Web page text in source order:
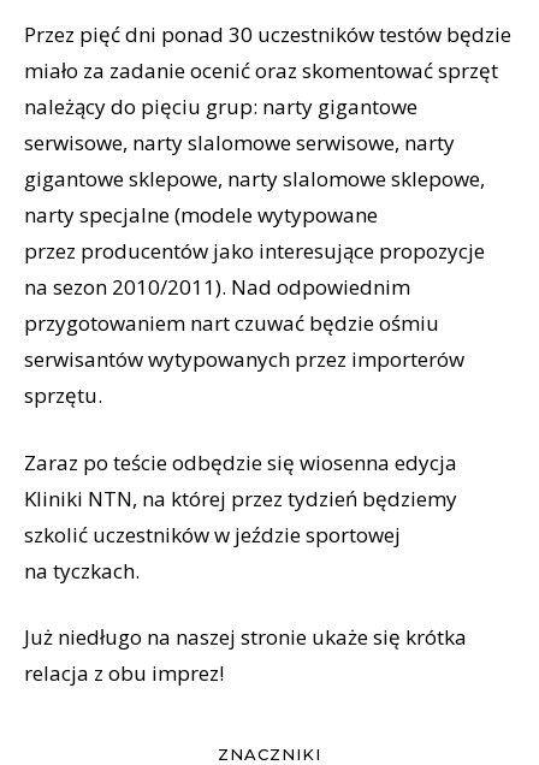
Przez pięć dni ponad 30 uczestników testów będzie
miało za zadanie ocenić oraz skomentować sprzęt
należący do pięciu grup: narty gigantowe
serwisowe, narty slalomowe serwisowe, narty
gigantowe sklepowe, narty slalomowe sklepowe,
narty specjalne (modele wytypowane
przez producentów jako interesujące propozycje
na sezon 2010/2011). Nad odpowiednim
przygotowaniem nart czuwać będzie ośmiu
serwisantów wytypowanych przez importerów
sprzętu.
Zaraz po teście odbędzie się wiosenna edycja
Kliniki NTN, na której przez tydzień będziemy
szkolić uczestników w jeździe sportowej
na tyczkach.
Już niedługo na naszej stronie ukaże się krótka
relacja z obu imprez!
ZNACZNIKI